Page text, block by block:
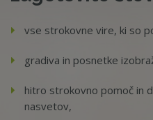
vse strokovne vire, ki so
gradiva in posnetke
hitro strokovno pomoč in
nasvetov,